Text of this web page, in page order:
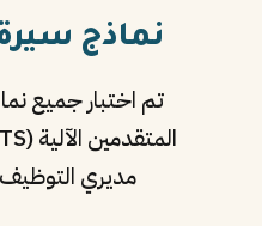
نماذج سيرة
تم اختبار جميع
مديري